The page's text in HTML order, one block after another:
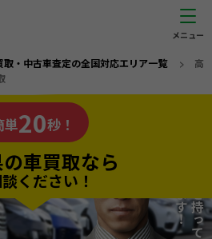
取・中古車査定の全国対応エリア一覧> 高
ら 私たちが責任を持って
査定いたします！
単20秒！
車買取なら
ください！